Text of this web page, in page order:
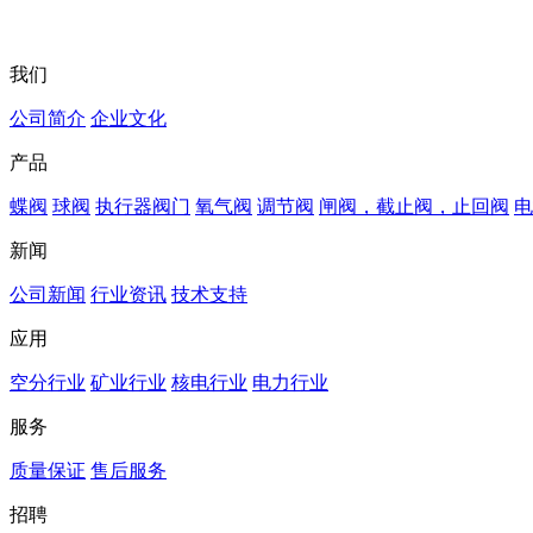
我们
公司简介 企业文化
产品
蝶阀 球阀 执行器阀门 氧气阀 调节阀 闸阀，截止阀，止回阀
新闻
公司新闻 行业资讯 技术支持
应用
空分行业 矿业行业 核电行业 电力行业
服务
质量保证 售后服务
招聘